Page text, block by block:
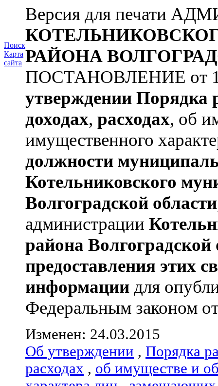
Поиск
Карта
сайта
Версия для печати
РАЙОНА
ПОСТАНОВЛЕНИЕ от
утверждении Порядка
доходах, расходах, об
имущественного
должности
Котельниковского
Волгоградской области
администрации
района Волгоградской
предоставления этих
информации для
Федеральным законом
Изменен: 24.03.2015
Об утверждении , Порядка
расходах , об имуществе и